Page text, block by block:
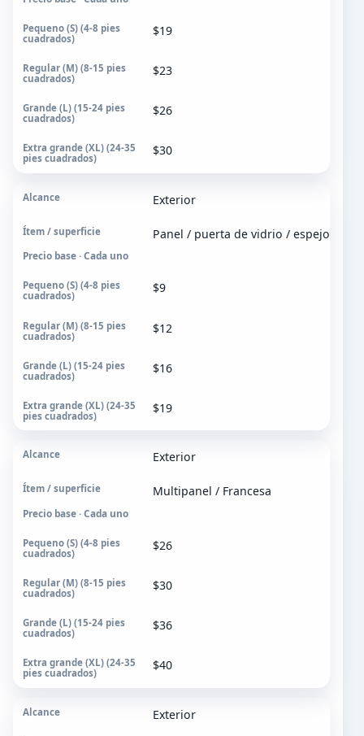
$19
$23
$26
$30
Exterior
Panel / puerta de vidrio / espejo
Precio base · Cada uno
$9
$12
$16
$19
Exterior
Multipanel / Francesa
Precio base · Cada uno
$26
$30
$36
$40
Exterior